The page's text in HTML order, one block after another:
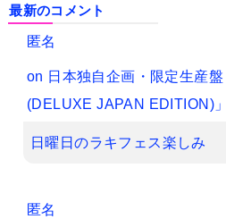
最新のコメント
匿名
on 日本独自企画・限定生産
(DELUXE JAPAN EDITION)
日曜日のラキフェス楽しみ
匿名